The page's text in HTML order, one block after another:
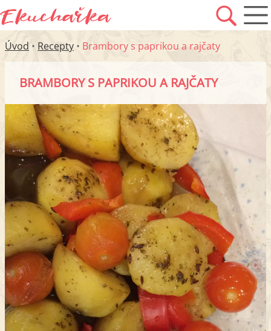
Úvod • Recepty • Brambory s paprikou a rajčaty
BRAMBORY S PAPRIKOU A RAJČATY